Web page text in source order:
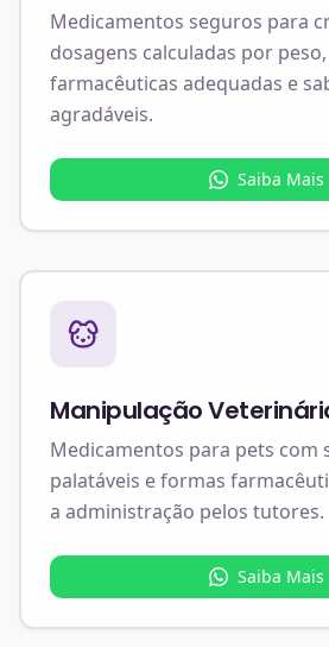
Medicamentos seguros para
dosagens calculadas por
farmacêuticas adequadas e
agradáveis.
Saiba Mais
Manipulação
Medicamentos para pets com
palatáveis e formas
a administração pelos tutores.
Saiba Mais